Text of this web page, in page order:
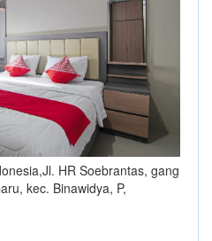
HR Soebrantas, gang
kec. Binawidya, P,